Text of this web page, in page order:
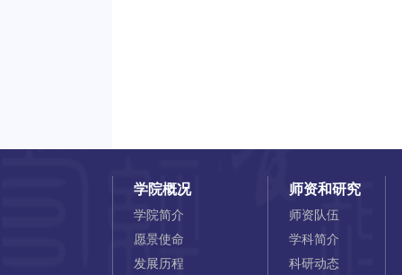
学院概况
学院简介
愿景使命
发展历程
师资和研究
师资队伍
学科简介
科研动态